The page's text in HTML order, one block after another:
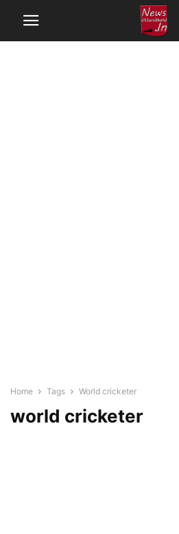
Home Tags World cricketer
world cricketer